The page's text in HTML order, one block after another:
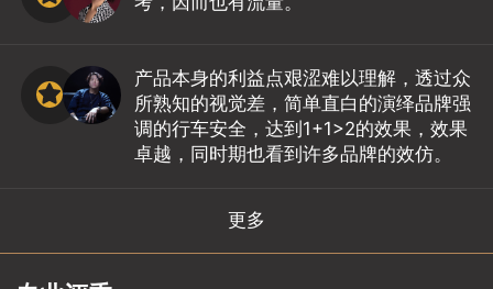
产品本身的利益点艰涩难以理解，透过众
所熟知的视觉差，简单直白的演绎品牌强
调的行车安全，达到1+1>2的效果，效果
卓越，同时期也看到许多品牌的效仿。
更多